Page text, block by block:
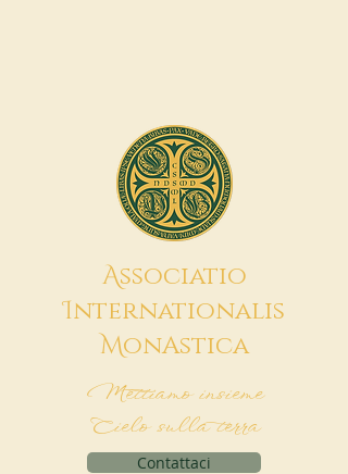
Associatio
Internationalis
MonAstica
Mettiamo insieme
Cielo sulla terra
Contattaci